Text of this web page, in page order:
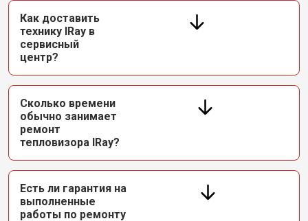
Как доставить
технику IRay в
сервисный
центр?
Сколько времени
обычно занимает
ремонт
тепловизора IRay?
Есть ли гарантия на
выполненные
работы по ремонту